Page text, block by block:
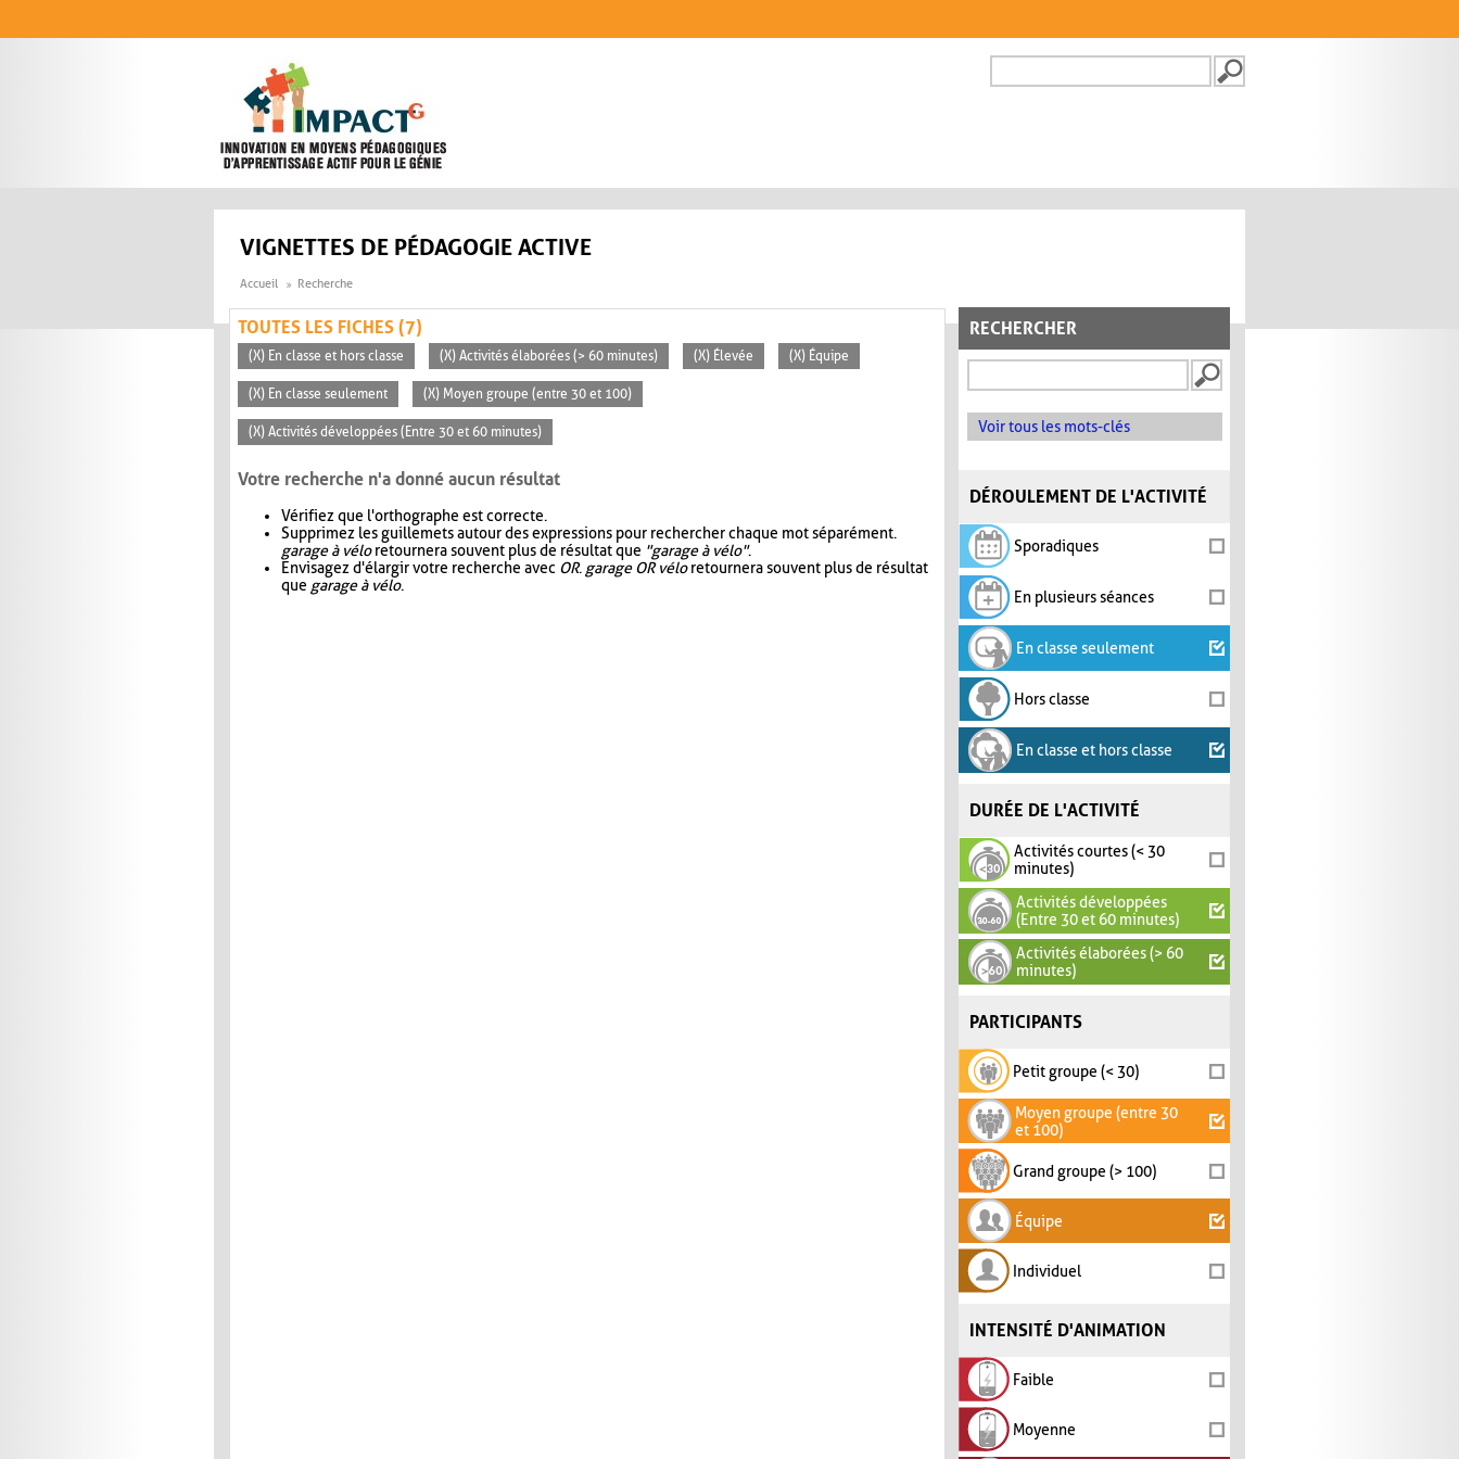
FORMULAIRE DE
VIGNETTES DE PÉDAGOGIE ACTIVE
Accueil Recherche
RECHERCHER
Voir tous les mots-clés
DÉROULEMENT DE L'ACTIVITÉ
Sporadiques
En plusieurs séances
En classe seulement
Hors classe
En classe et hors classe
DURÉE DE L'ACTIVITÉ
Activités courtes (< 30
minutes)
Activités développées
(Entre 30 et 60 minutes)
Activités élaborées (> 60
minutes)
PARTICIPANTS
Petit groupe (< 30)
Moyen groupe (entre 30
et 100)
Grand groupe (> 100)
Équipe
Individuel
INTENSITÉ D'ANIMATION
Faible
Moyenne
TOUTES LES FICHES (7)
(X) En classe et hors classe (X) Activités élaborées (> 60 minutes) (X) Élevée (X) Équipe
(X) En classe seulement (X) Moyen groupe (entre 30 et 100)
(X) Activités développées (Entre 30 et 60 minutes)
Votre recherche n'a donné aucun résultat
Vérifiez que l'orthographe est correcte.
Supprimez les guillemets autour des expressions pour rechercher chaque mot séparément.
garage à véloretournera souvent plus de résultat que "garage à vélo".
Envisagez d'élargir votre recherche avec OR. garage OR véloretournera souvent plus de résultat
que garage à vélo.